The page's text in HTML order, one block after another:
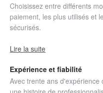
Choisissez entre différents
paiement, les plus utilisés et
sécurisés.
Lire la suite
Expérience et fiabilité
Avec trente ans d'expérience